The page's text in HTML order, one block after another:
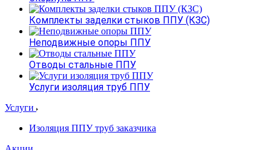
Комплекты заделки стыков ППУ (КЗС)
Неподвижные опоры ППУ
Отводы стальные ППУ
Услуги изоляция труб ППУ
Услуги
Изоляция ППУ труб заказчика